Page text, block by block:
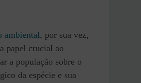
ambiental, por sua vez,
papel crucial ao
a população sobre o
da espécie e sua